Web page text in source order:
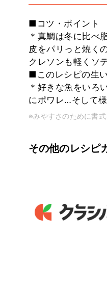
■コツ・ポイント
＊真鯛は冬に比べ
皮をパリっと焼く
クレソンも軽くソ
■このレシピの生
＊好きな魚をいろ
にポワレ…そして
※みやすさのために書式
その他のレシピ